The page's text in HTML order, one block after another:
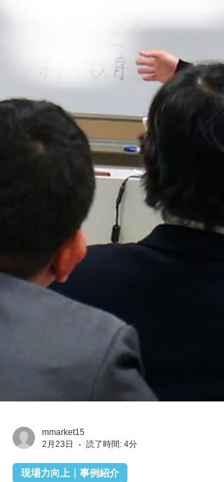
2月23日
読了時間: 4分